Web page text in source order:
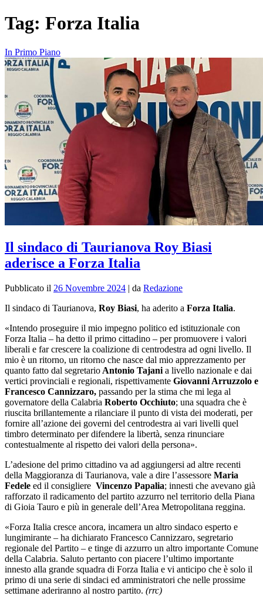
Tag: Forza Italia
In Primo Piano
Il sindaco di Taurianova Roy Biasi
aderisce a Forza Italia
Pubblicato il 26 Novembre 2024 | da Redazione
Il sindaco di Taurianova, Roy Biasi, ha aderito a Forza Italia.
«Intendo proseguire il mio impegno politico ed istituzionale con
Forza Italia – ha detto il primo cittadino – per promuovere i valori
liberali e far crescere la coalizione di centrodestra ad ogni livello. Il
mio è un ritorno, un ritorno che nasce dal mio apprezzamento per
quanto fatto dal segretario Antonio Tajani a livello nazionale e dai
vertici provinciali e regionali, rispettivamente Giovanni Arruzzolo e
Francesco Cannizzaro, passando per la stima che mi lega al
governatore della Calabria Roberto Occhiuto; una squadra che è
riuscita brillantemente a rilanciare il punto di vista dei moderati, per
fornire all’azione dei governi del centrodestra ai vari livelli quel
timbro determinato per difendere la libertà, senza rinunciare
contestualmente al rispetto dei valori della persona».
L’adesione del primo cittadino va ad aggiungersi ad altre recenti
della Maggioranza di Taurianova, vale a dire l’assessore Maria
Fedele ed il consigliere Vincenzo Papalia; innesti che avevano già
rafforzato il radicamento del partito azzurro nel territorio della Piana
di Gioia Tauro e più in generale dell’Area Metropolitana reggina.
«Forza Italia cresce ancora, incamera un altro sindaco esperto e
lungimirante – ha dichiarato Francesco Cannizzaro, segretario
regionale del Partito – e tinge di azzurro un altro importante Comune
della Calabria. Saluto pertanto con piacere l’ultimo importante
innesto alla grande squadra di Forza Italia e vi anticipo che è solo il
primo di una serie di sindaci ed amministratori che nelle prossime
settimane aderiranno al nostro partito. (rrc)